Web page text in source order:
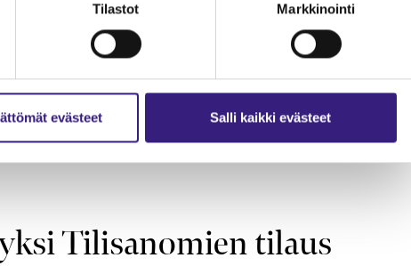
Tilastot Markkinointi
evästeet Salli kaikki evästeet
näytenumeron pdf-muodossa ja
Tilisanomien tilaus